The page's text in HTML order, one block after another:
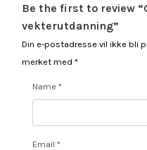
Be the first to review
vekterutdanning”
Din e-postadresse vil ikke bli
merket med *
Name *
Email *